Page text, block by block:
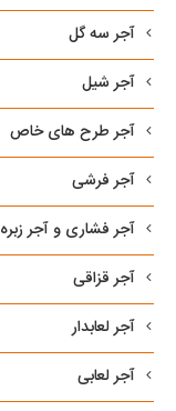
آجر سه گل
آجر شیل
آجر طرح های خاص
آجر فرشی
آجر فشاری و آجر زبره
آجر قزاقی
آجر لعابدار
آجر لعابی